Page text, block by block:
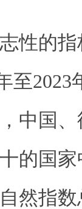
性的指
至
中国
的国
然指